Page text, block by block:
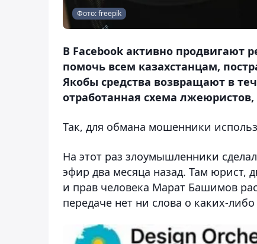
Фото: freepik
В Facebook активно продвигают
помочь всем казахстанцам,
Якобы средства возвращают в
отработанная схема
Так, для обмана мошенники
На этот раз злоумышленники
эфир два месяца назад. Там юрист,
и прав человека Марат Башимов
передаче нет ни слова о каких-